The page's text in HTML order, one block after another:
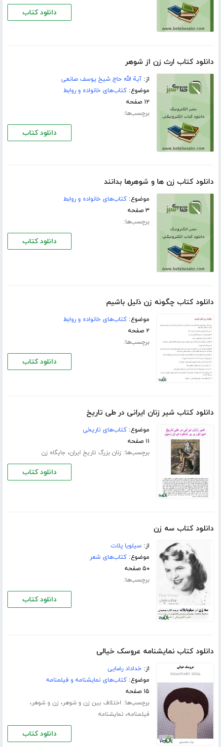
دانلود کتاب
دانلود کتاب ارث زن از شوهر
از:آیة الله حاج شیخ یوسف صانعی
موضوع:کتاب‌های خانواده و روابط
۱۲ صفحه
برچسب‌ها:
دانلود کتاب
دانلود کتاب زن ها و شوهرها بدانند
موضوع:کتاب‌های خانواده و روابط
۳ صفحه
برچسب‌ها:
دانلود کتاب
دانلود کتاب چگونه زن ذلیل باشیم
موضوع:کتاب‌های خانواده و روابط
۲ صفحه
برچسب‌ها:
دانلود کتاب
دانلود کتاب شیر زنان ایرانی در طی تاریخ
موضوع:کتاب‌های تاریخی
۱۱ صفحه
برچسب‌ها: زنان بزرگ تاریخ ایران، جایگاه زن
دانلود کتاب
دانلود کتاب سه زن
از:سیلویا پلات
موضوع:کتاب‌های شعر
۵۰ صفحه
برچسب‌ها:
دانلود کتاب
دانلود کتاب نمایشنامه عروسک خیالی
از:خداداد رضایی
موضوع:کتاب‌های نمایشنامه و فیلمنامه
۱۵ صفحه
برچسب‌ها: اختلاف بین زن و شوهر، زن و شوهر،
فیلمنامه،نمایشنامه
دانلود کتاب